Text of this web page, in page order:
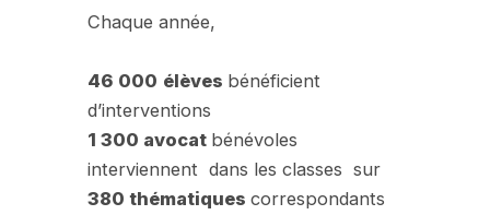
Chaque année,
46 000 élèves bénéficient
d’interventions
1 300 avocat bénévoles
interviennent dans les classes sur
380 thématiquescorrespondants